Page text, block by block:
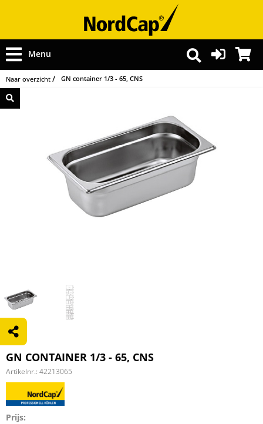
Menu
Naar overzicht GN container 1/3 - 65, CNS
GN CONTAINER 1/3 - 65, CNS
Artikelnr.: 42213065
Prijs: